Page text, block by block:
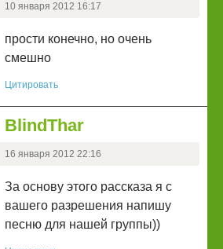
10 января 2012 16:17
прости конечно, но очень
смешно
Цитировать
BlindThar
16 января 2012 22:16
За основу этого рассказа я с
вашего разрешения напишу
песню для нашей группы))